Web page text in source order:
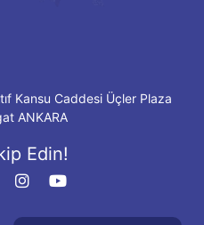
Kansu Caddesi Üçler Plaza
ANKARA
Edin!